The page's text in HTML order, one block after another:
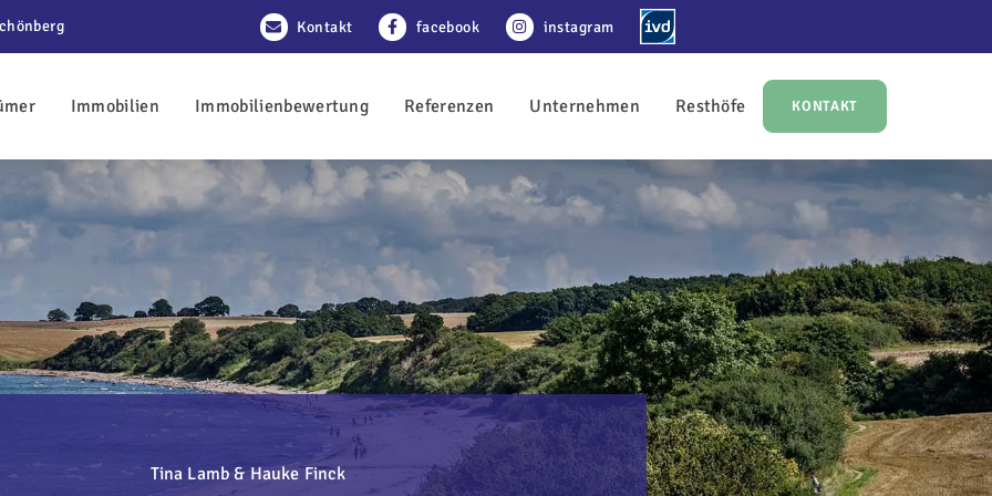
Kontakt facebook instagram
Immobilien Immobilienbewertung Referenzen Unternehmen Resthöfe KONTAKT
Tina Lamb & Hauke Finck